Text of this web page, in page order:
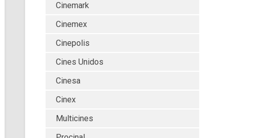
Cinemark
Cinemex
Cinepolis
Cines Unidos
Cinesa
Cinex
Multicines